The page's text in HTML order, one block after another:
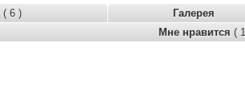
( 6 ) Галерея
Мне нравится (